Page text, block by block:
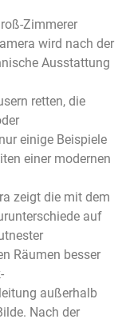
Zimmerer
wird nach der
Ausstattung
retten, die
einige Beispiele
einer modernen
zeigt die mit dem
auf
Räumen besser
außerhalb
Nach der